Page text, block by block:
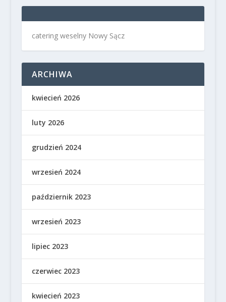
catering weselny Nowy Sącz
ARCHIWA
kwiecień 2026
luty 2026
grudzień 2024
wrzesień 2024
październik 2023
wrzesień 2023
lipiec 2023
czerwiec 2023
kwiecień 2023